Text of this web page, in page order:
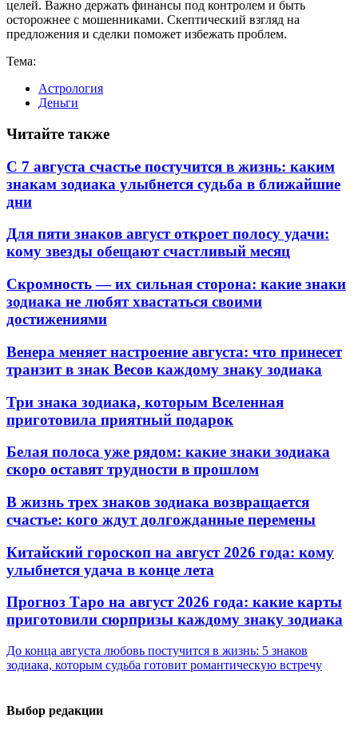
целей. Важно держать финансы под контролем и быть
осторожнее с мошенниками. Скептический взгляд на
предложения и сделки поможет избежать проблем.
Тема:
Астрология
Деньги
Читайте также
С 7 августа счастье постучится в жизнь: каким
знакам зодиака улыбнется судьба в ближайшие
дни
Для пяти знаков август откроет полосу удачи:
кому звезды обещают счастливый месяц
Скромность — их сильная сторона: какие знаки
зодиака не любят хвастаться своими
достижениями
Венера меняет настроение августа: что принесет
транзит в знак Весов каждому знаку зодиака
Три знака зодиака, которым Вселенная
приготовила приятный подарок
Белая полоса уже рядом: какие знаки зодиака
скоро оставят трудности в прошлом
В жизнь трех знаков зодиака возвращается
счастье: кого ждут долгожданные перемены
Китайский гороскоп на август 2026 года: кому
улыбнется удача в конце лета
Прогноз Таро на август 2026 года: какие карты
приготовили сюрпризы каждому знаку зодиака
До конца августа любовь постучится в жизнь: 5 знаков
зодиака, которым судьба готовит романтическую встречу
Выбор редакции